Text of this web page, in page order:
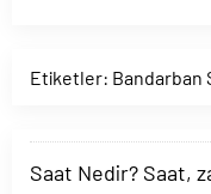
Etiketler: Bandarban
Saat Nedir? Saat,